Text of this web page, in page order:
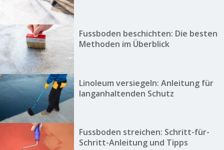
Fussboden beschichten: Die besten
Methoden im Überblick
Linoleum versiegeln: Anleitung für
langanhaltenden Schutz
Fussboden streichen: Schritt-für-
Schritt-Anleitung und Tipps